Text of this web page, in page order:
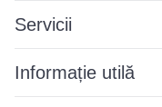
Servicii
Informație utilă